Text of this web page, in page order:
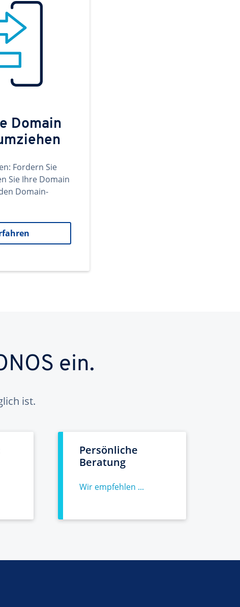
Domain
Fordern Sie
Sie Ihre Domain
Domain-
ein.
ist.
Persönliche
Beratung
Wir empfehlen ...